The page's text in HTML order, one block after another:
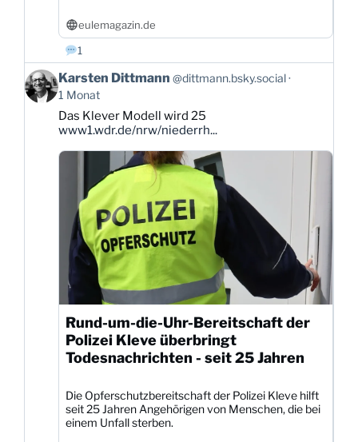
eulemagazin.de
1
Beitrag
von
Karsten
Dittmann
Bluesky
Karsten Dittmann @dittmann.bsky.social
1 Monat
Das Klever Modell wird 25
www1.wdr.de/nrw/niederrh...
Rund-um-die-Uhr-Bereitschaft der
Polizei Kleve überbringt
Todesnachrichten - seit 25 Jahren
Die Opferschutzbereitschaft der Polizei Kleve hilft
seit 25 Jahren Angehörigen von Menschen, die bei
einem Unfall sterben.